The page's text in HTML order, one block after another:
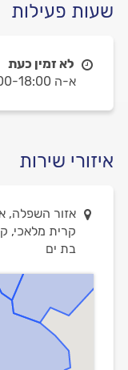
שעות פעילות
לא זמין כעת
א-ה 08:00-18:00
איזורי שירות
אזור השפלה,
קרית מלאכי,
בת ים